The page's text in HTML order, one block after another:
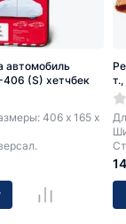
автомобиль
(S) хетчбек
406 х 165 х
14